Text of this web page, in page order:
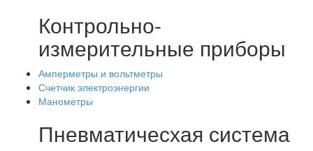
Контрольно-
измерительные приборы
Амперметры и вольтметры
Счетчик электроэнергии
Манометры
Пневматичесхая система